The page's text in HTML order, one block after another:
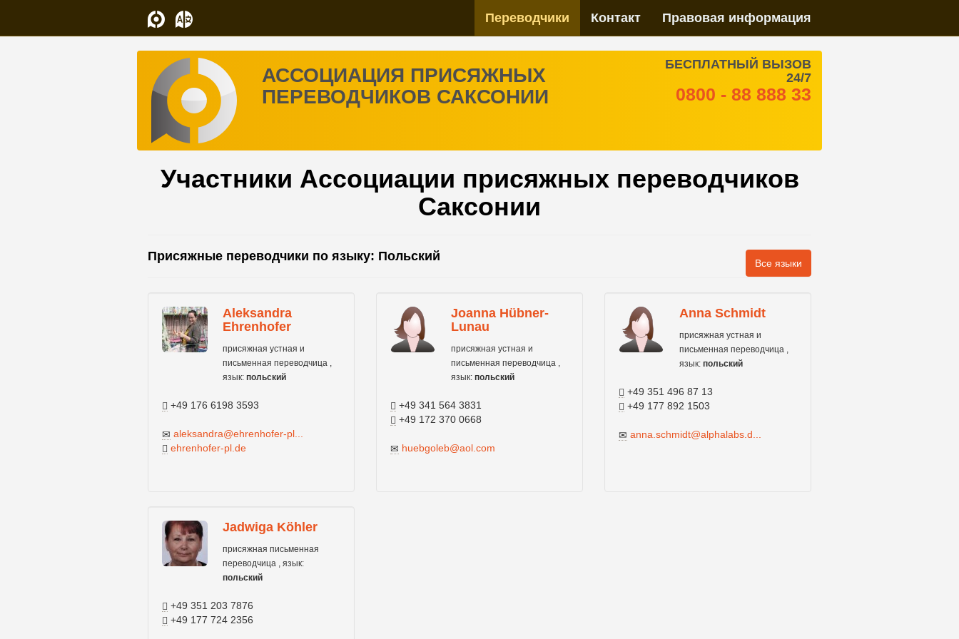
Переводчики Контакт Правовая информация
АССОЦИАЦИЯ ПРИСЯЖНЫХ
ПЕРЕВОДЧИКОВ САКСОНИИ
БЕСПЛАТНЫЙ ВЫЗОВ
24/7
0800 - 88 888 33
Участники Ассоциации присяжных переводчиков
Саксонии
Присяжные переводчики по языку: Польский Все языки
Aleksandra
Ehrenhofer
присяжная устная и
письменная переводчица ,
язык: польский
+49 176 6198 3593
aleksandra@ehrenhofer-pl...
ehrenhofer-pl.de
Joanna Hübner-
Lunau
присяжная устная и
письменная переводчица ,
язык: польский
+49 341 564 3831
+49 172 370 0668
huebgoleb@aol.com
Anna Schmidt
присяжная устная и
письменная переводчица ,
язык: польский
+49 351 496 87 13
+49 177 892 1503
anna.schmidt@alphalabs.d...
Jadwiga Köhler
присяжная письменная
переводчица , язык:
польский
+49 351 203 7876
+49 177 724 2356